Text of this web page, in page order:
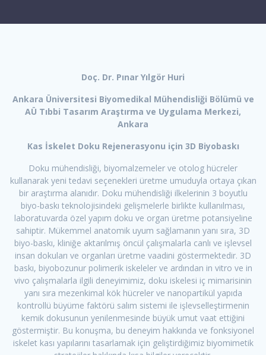
Doç. Dr. Pınar Yılgör Huri
Ankara Üniversitesi Biyomedikal Mühendisliği Bölümü ve
AÜ Tıbbi Tasarım Araştırma ve Uygulama Merkezi,
Ankara
Kas İskelet Doku Rejenerasyonu için 3D Biyobaskı
Doku mühendisliği, biyomalzemeler ve otolog hücreler
kullanarak yeni tedavi seçenekleri üretme umuduyla ortaya çıkan
bir araştırma alanıdır. Doku mühendisliği ilkelerinin 3 boyutlu
biyo-baskı teknolojisindeki gelişmelerle birlikte kullanılması,
laboratuvarda özel yapım doku ve organ üretme potansiyeline
sahiptir. Mükemmel anatomik uyum sağlamanın yanı sıra, 3D
biyo-baskı, kliniğe aktarılmış öncül çalışmalarla canlı ve işlevsel
insan dokuları ve organları üretme vaadini göstermektedir. 3D
baskı, biyobozunur polimerik iskeleler ve ardından in vitro ve in
vivo çalışmalarla ilgili deneyimimiz, doku iskelesi iç mimarisinin
yanı sıra mezenkimal kök hücreler ve nanopartikül yapıda
kontrollü büyüme faktörü salım sistemi ile işlevselleştirmenin
kemik dokusunun yenilenmesinde büyük umut vaat ettiğini
göstermiştir. Bu konuşma, bu deneyim hakkında ve fonksiyonel
iskelet kası yapılarını tasarlamak için geliştirdiğimiz biyomimetik